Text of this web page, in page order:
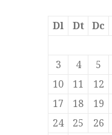
Dl Dt Dc
3
4 5
10
11 12
17
18 19
24
25 26